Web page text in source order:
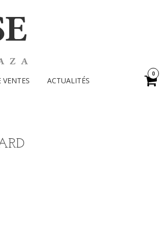
ACTUALITÉS
0